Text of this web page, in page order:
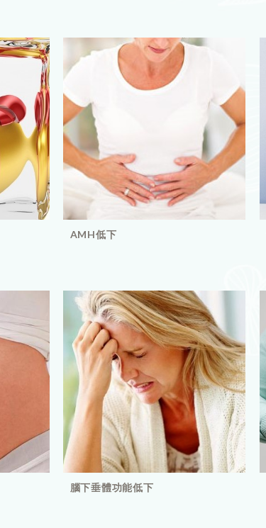
AMH低下
腦下垂體功能低下